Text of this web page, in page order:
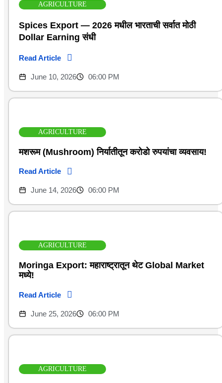
AGRICULTURE
Spices Export — 2026 मधील भारताची सर्वात मोठी
Dollar Earning संधी
Read Article
June 10, 2026 06:00 PM
AGRICULTURE
मशरूम (Mushroom) निर्यातीतून करोडो रुपयांचा व्यवसाय!
Read Article
June 14, 2026 06:00 PM
AGRICULTURE
Moringa Export: महाराष्ट्रातून थेट Global Market
मध्ये!
Read Article
June 25, 2026 06:00 PM
AGRICULTURE